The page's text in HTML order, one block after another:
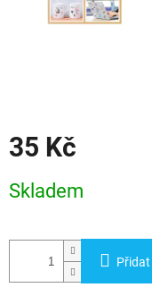
35 Kč
cena:
Skladem